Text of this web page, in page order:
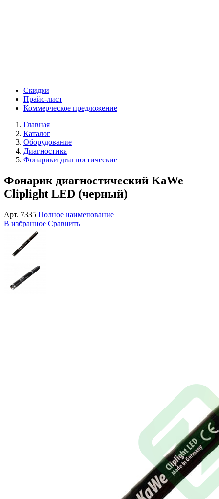
Скидки
Прайс-лист
Коммерческое предложение
Главная
Каталог
Оборудование
Диагностика
Фонарики диагностические
Фонарик диагностический KaWe
Cliplight LED (черный)
Арт. 7335 Полное наименование
В избранное Сравнить